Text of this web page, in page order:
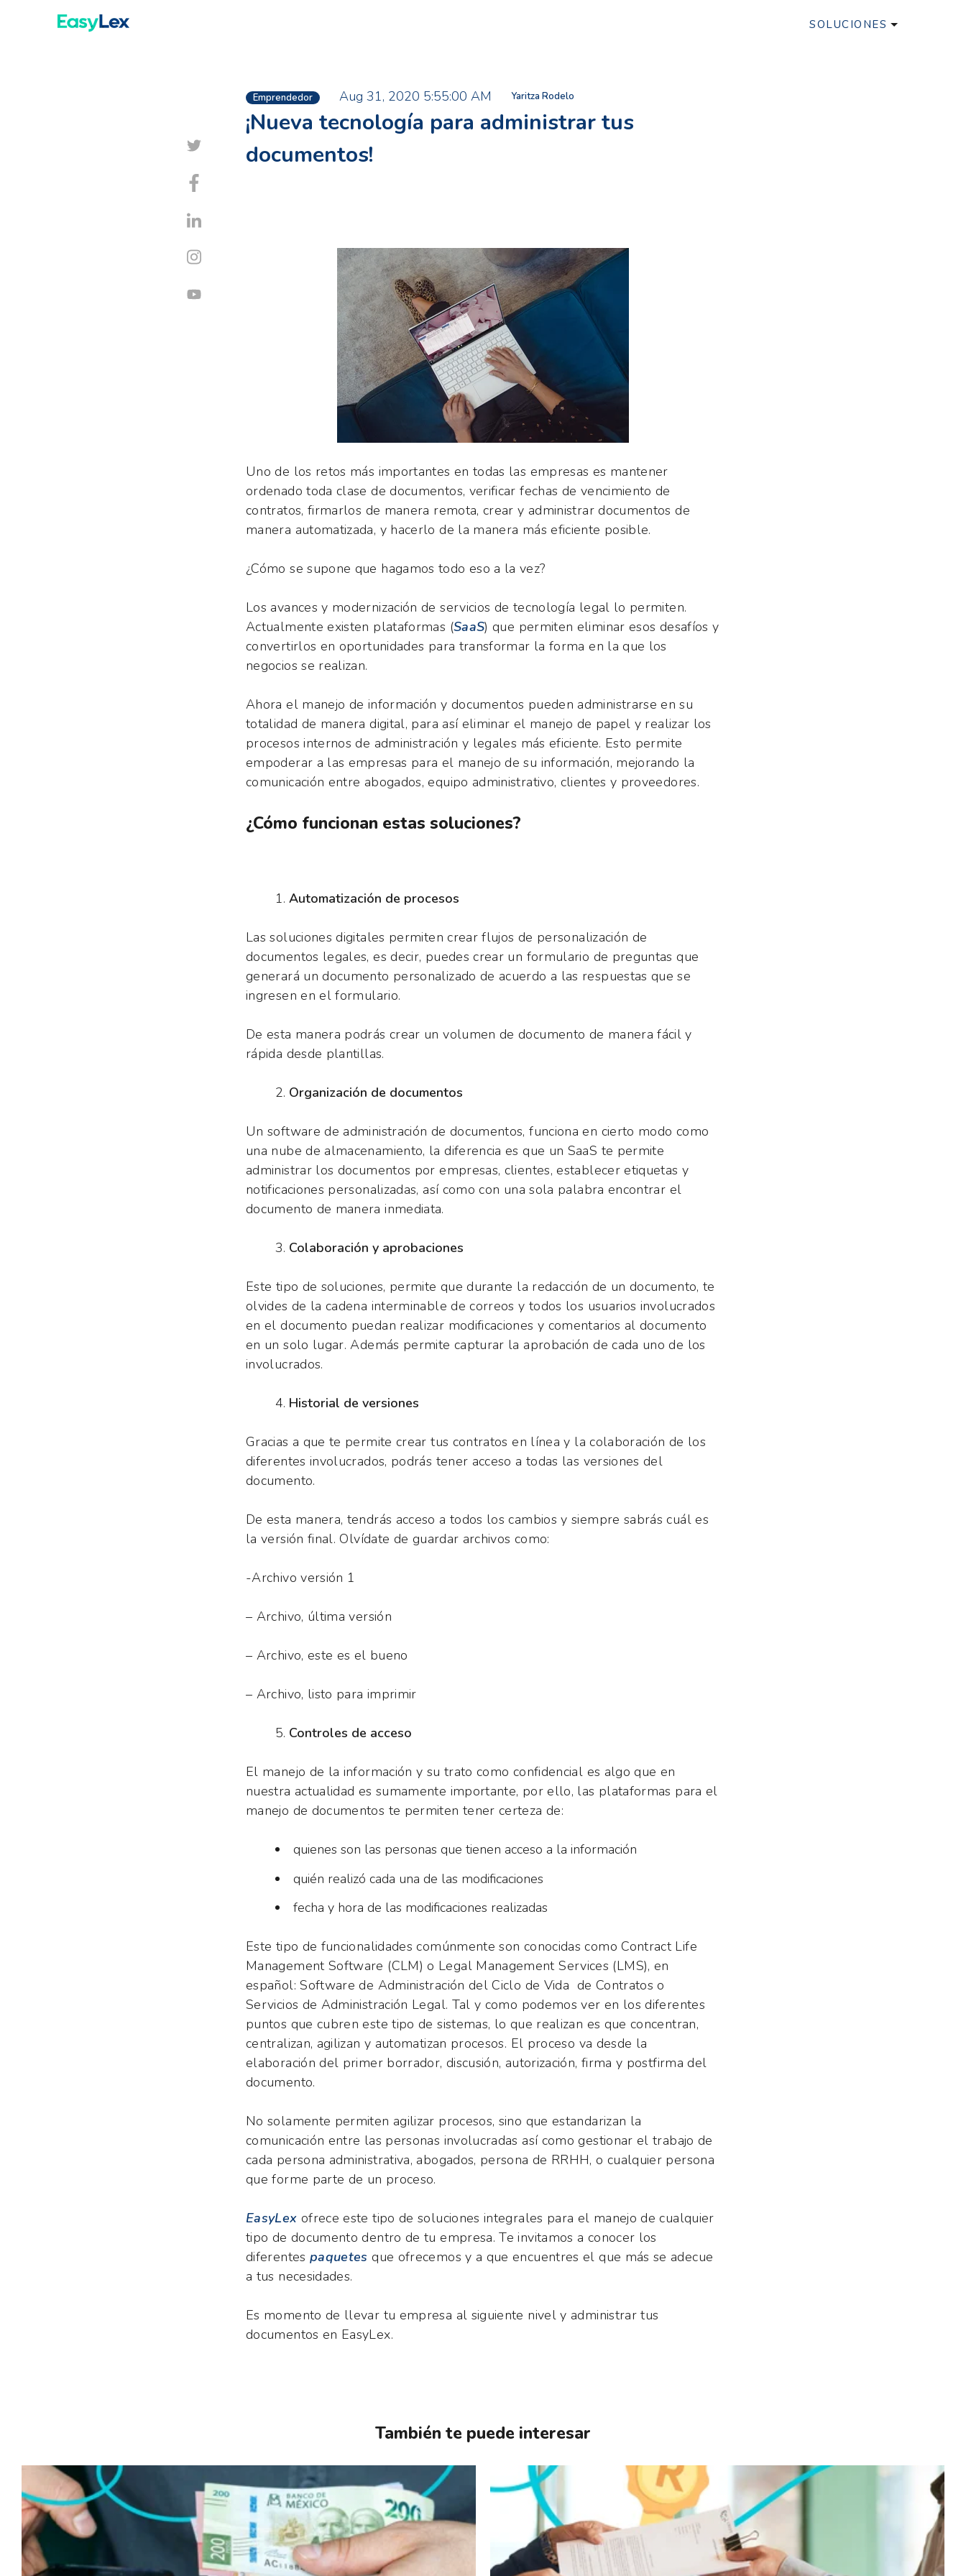
SOLUCIONES
Emprendedor Aug 31, 2020 5:55:00 AM Yaritza Rodelo
¡Nueva tecnología para administrar tus
documentos!
Uno de los retos más importantes en todas las empresas es mantener
ordenado toda clase de documentos, verificar fechas de vencimiento de
contratos, firmarlos de manera remota, crear y administrar documentos de
manera automatizada, y hacerlo de la manera más eficiente posible.
¿Cómo se supone que hagamos todo eso a la vez?
Los avances y modernización de servicios de tecnología legal lo permiten.
Actualmente existen plataformas (SaaS) que permiten eliminar esos desafíos y
convertirlos en oportunidades para transformar la forma en la que los
negocios se realizan.
Ahora el manejo de información y documentos pueden administrarse en su
totalidad de manera digital, para así eliminar el manejo de papel y realizar los
procesos internos de administración y legales más eficiente. Esto permite
empoderar a las empresas para el manejo de su información, mejorando la
comunicación entre abogados, equipo administrativo, clientes y proveedores.
¿Cómo funcionan estas soluciones?
Automatización de procesos
Las soluciones digitales permiten crear flujos de personalización de
documentos legales, es decir, puedes crear un formulario de preguntas que
generará un documento personalizado de acuerdo a las respuestas que se
ingresen en el formulario.
De esta manera podrás crear un volumen de documento de manera fácil y
rápida desde plantillas.
Organización de documentos
Un software de administración de documentos, funciona en cierto modo como
una nube de almacenamiento, la diferencia es que un SaaS te permite
administrar los documentos por empresas, clientes, establecer etiquetas y
notificaciones personalizadas, así como con una sola palabra encontrar el
documento de manera inmediata.
Colaboración y aprobaciones
Este tipo de soluciones, permite que durante la redacción de un documento, te
olvides de la cadena interminable de correos y todos los usuarios involucrados
en el documento puedan realizar modificaciones y comentarios al documento
en un solo lugar. Además permite capturar la aprobación de cada uno de los
involucrados.
Historial de versiones
Gracias a que te permite crear tus contratos en línea y la colaboración de los
diferentes involucrados, podrás tener acceso a todas las versiones del
documento.
De esta manera, tendrás acceso a todos los cambios y siempre sabrás cuál es
la versión final. Olvídate de guardar archivos como:
-Archivo versión 1
– Archivo, última versión
– Archivo, este es el bueno
– Archivo, listo para imprimir
Controles de acceso
El manejo de la información y su trato como confidencial es algo que en
nuestra actualidad es sumamente importante, por ello, las plataformas para el
manejo de documentos te permiten tener certeza de:
quienes son las personas que tienen acceso a la información
quién realizó cada una de las modificaciones
fecha y hora de las modificaciones realizadas
Este tipo de funcionalidades comúnmente son conocidas como Contract Life
Management Software (CLM) o Legal Management Services (LMS), en
español: Software de Administración del Ciclo de Vida de Contratos o
Servicios de Administración Legal. Tal y como podemos ver en los diferentes
puntos que cubren este tipo de sistemas, lo que realizan es que concentran,
centralizan, agilizan y automatizan procesos. El proceso va desde la
elaboración del primer borrador, discusión, autorización, firma y postfirma del
documento.
No solamente permiten agilizar procesos, sino que estandarizan la
comunicación entre las personas involucradas así como gestionar el trabajo de
cada persona administrativa, abogados, persona de RRHH, o cualquier persona
que forme parte de un proceso.
EasyLex ofrece este tipo de soluciones integrales para el manejo de cualquier
tipo de documento dentro de tu empresa. Te invitamos a conocer los
diferentes paquetes que ofrecemos y a que encuentres el que más se adecue
a tus necesidades.
Es momento de llevar tu empresa al siguiente nivel y administrar tus
documentos en EasyLex.
También te puede interesar